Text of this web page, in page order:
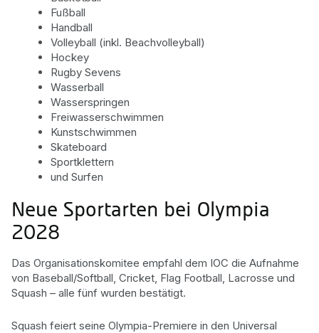
Fußball
Handball
Volleyball (inkl. Beachvolleyball)
Hockey
Rugby Sevens
Wasserball
Wasserspringen
Freiwasserschwimmen
Kunstschwimmen
Skateboard
Sportklettern
und Surfen
Neue Sportarten bei Olympia
2028
Das Organisationskomitee empfahl dem IOC die Aufnahme
von Baseball/Softball, Cricket, Flag Football, Lacrosse und
Squash – alle fünf wurden bestätigt.
Squash feiert seine Olympia-Premiere in den Universal